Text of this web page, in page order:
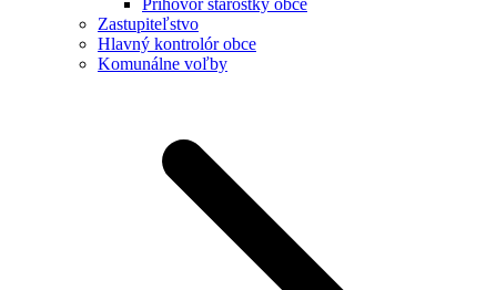
Príhovor starostky obce
Zastupiteľstvo
Hlavný kontrolór obce
Komunálne voľby